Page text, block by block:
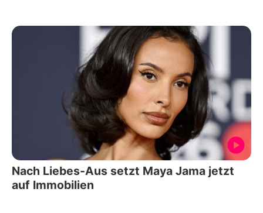
Nach Liebes-Aus setzt Maya Jama jetzt
auf Immobilien